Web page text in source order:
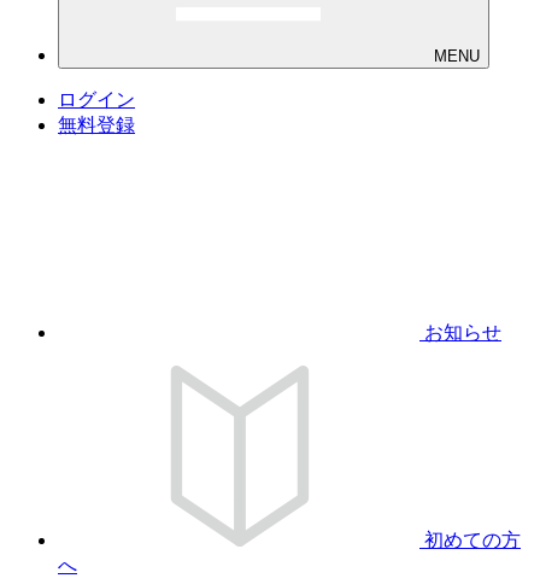
MENU
ログイン
無料登録
お知らせ
初めての方
へ